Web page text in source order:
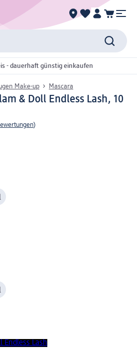
- dauerhaft günstig einkaufen
Make-up Mascara
& Doll Endless Lash, 10
)
Endless Lash